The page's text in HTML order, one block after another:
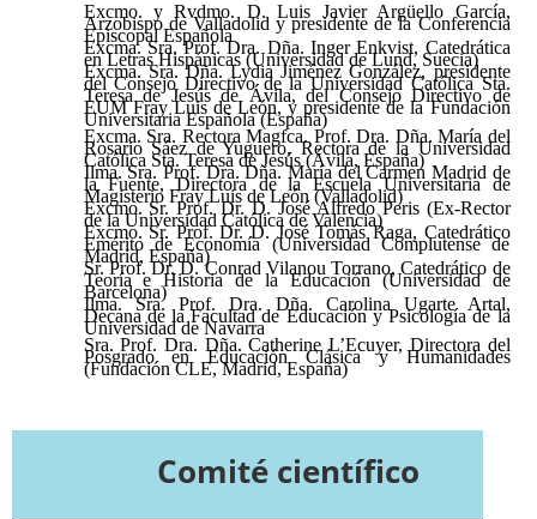
Excmo. y Rvdmo. D. Luis Javier Argüello García,
Arzobispo de Valladolid y presidente de la Conferencia
Episcopal Española
Excma. Sra. Prof. Dra. Dña. Inger Enkvist, Catedrática
en Letras Hispánicas (Universidad de Lund, Suecia)
Excma. Sra. Dña. Lydia Jiménez González, presidente
del Consejo Directivo de la Universidad Católica Sta.
Teresa de Jesús de Ávila, del Consejo Directivo de
EUM Fray Luis de León, y presidente de la Fundación
Universitaria Española (España)
Excma. Sra. Rectora Magfca. Prof. Dra. Dña. María del
Rosario Sáez de Yuguero, Rectora de la Universidad
Católica Sta. Teresa de Jesús (Ávila, España)
Ilma. Sra. Prof. Dra. Dña. María del Carmen Madrid de
la Fuente, Directora de la Escuela Universitaria de
Magisterio Fray Luis de León (Valladolid)
Excmo. Sr. Prof. Dr. D. José Alfredo Peris (Ex-Rector
de la Universidad Católica de Valencia)
Excmo. Sr. Prof. Dr. D. José Tomás Raga, Catedrático
Emérito de Economía (Universidad Complutense de
Madrid, España)
Sr. Prof. Dr. D. Conrad Vilanou Torrano, Catedrático de
Teoría e Historia de la Educación (Universidad de
Barcelona)
Ilma. Sra. Prof. Dra. Dña. Carolina Ugarte Artal,
Decana de la Facultad de Educación y Psicología de la
Universidad de Navarra
Sra. Prof. Dra. Dña. Catherine L’Ecuyer, Directora del
Posgrado en Educación Clásica y Humanidades
(Fundación CLE, Madrid, España)
Comité científico